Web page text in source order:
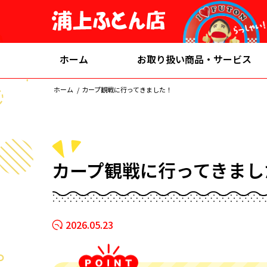
ホーム お取り扱い商品・サービス
ホーム / カープ観戦に行ってきました！
カープ観戦に行ってきま
2026.05.23